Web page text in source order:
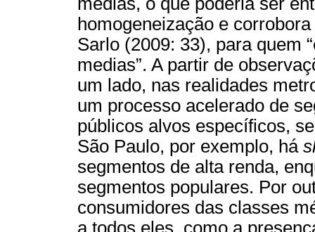
homogeneização e
Sarlo (2009: 33), para quem
medias”. A partir de
um lado, nas realidades
um processo acelerado de
públicos alvos específicos,
São Paulo, por exemplo, há
segmentos de alta renda,
segmentos populares. Por
consumidores das classes
a todos eles, como a